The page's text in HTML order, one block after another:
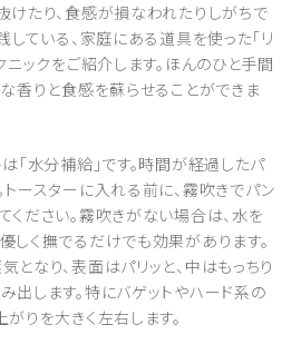
けたり、食感が損なわれたりしがちで
している、家庭にある道具を使った「リ
ニックをご紹介します。ほんのひと手間
香りと食感を蘇らせることができま
「水分補給」です。時間が経過したパ
ースターに入れる前に、霧吹きでパン
ださい。霧吹きがない場合は、水を
しく撫でるだけでも効果があります。
なり、表面はパリッと、中はもっちり
出します。特にバゲットやハード系の
りを大きく左右します。